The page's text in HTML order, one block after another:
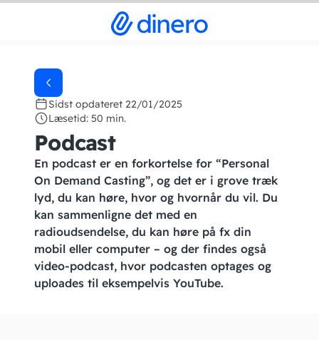
Sidst opdateret 22/01/2025
Læsetid: 50 min.
Podcast
En podcast er en forkortelse for “Personal
On Demand Casting”, og det er i grove træk
lyd, du kan høre, hvor og hvornår du vil. Du
kan sammenligne det med en
radioudsendelse, du kan høre på fx din
mobil eller computer – og der findes også
video-podcast, hvor podcasten optages og
uploades til eksempelvis YouTube.